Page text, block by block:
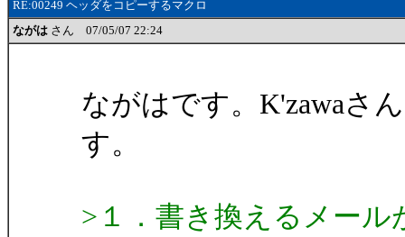
RE:00249 ヘッダをコピーするマクロ
ながは さん 07/05/07 22:24
ながはです。K'zawaさ
す。
>１．書き換えるメール